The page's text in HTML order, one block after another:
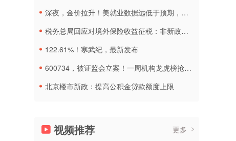
深夜，金价拉升！美就业数据远低于预期，加息或生变
税务总局回应对境外保险收益征税：非新政策，无需过度解读
122.61%！寒武纪，最新发布
600734，被证监会立案！一周机构龙虎榜抢筹名单出炉
北京楼市新政：提高公积金贷款额度上限
视频推荐 更多